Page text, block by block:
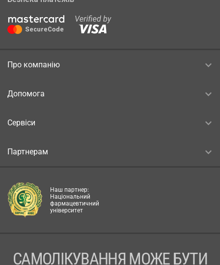
Про компанію
Допомога
Сервіси
Партнерам
Наш партнер:
Національний
фармацевтичний
університет
САМОЛІКУВАННЯ МОЖЕ БУТИ